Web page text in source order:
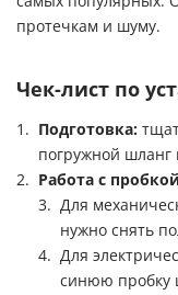
протечкам и шуму.
Чек-лист по
Подготовка:
погружной шланг
Работа с
Для
нужно снять
Для
синюю пробку